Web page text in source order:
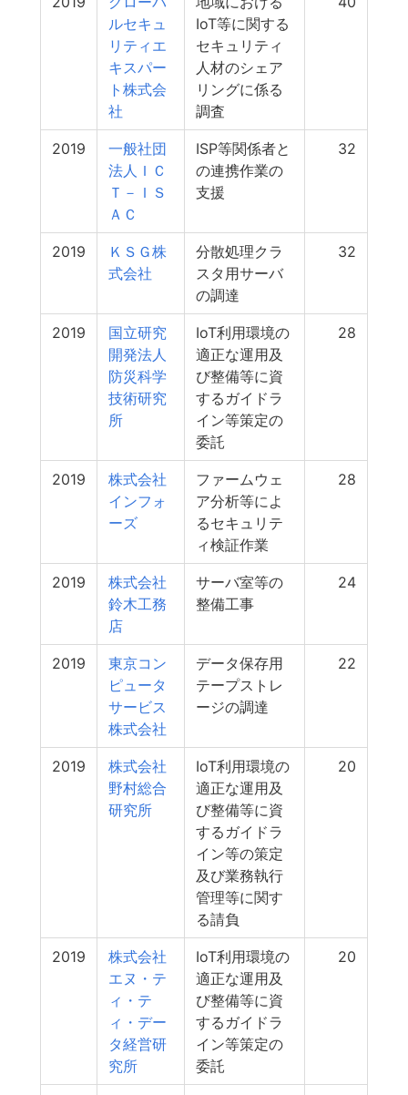
ルセキュ
リティエ
キスパー
ト株式会
社
IoT等に関する
セキュリティ
人材のシェア
リングに係る
調査
2019
一般社団
法人ＩＣ
Ｔ－ＩＳ
ＡＣ
ISP等関係者と
の連携作業の
支援
32
2019
ＫＳＧ株
式会社
分散処理クラ
スタ用サーバ
の調達
32
2019
国立研究
開発法人
防災科学
技術研究
所
IoT利用環境の
適正な運用及
び整備等に資
するガイドラ
イン等策定の
委託
28
2019
株式会社
インフォ
ーズ
ファームウェ
ア分析等によ
るセキュリテ
ィ検証作業
28
2019
株式会社
鈴木工務
店
サーバ室等の
整備工事
24
2019
東京コン
ピュータ
サービス
株式会社
データ保存用
テープストレ
ージの調達
22
2019
株式会社
野村総合
研究所
IoT利用環境の
適正な運用及
び整備等に資
するガイドラ
イン等の策定
及び業務執行
管理等に関す
る請負
20
2019
株式会社
エヌ・テ
ィ・テ
ィ・デー
タ経営研
究所
IoT利用環境の
適正な運用及
び整備等に資
するガイドラ
イン等策定の
委託
20